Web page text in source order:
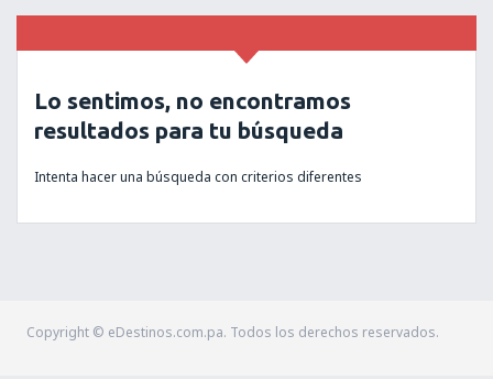
Lo sentimos, no encontramos
resultados para tu búsqueda
Intenta hacer una búsqueda con criterios diferentes
Copyright © eDestinos.com.pa. Todos los derechos reservados.